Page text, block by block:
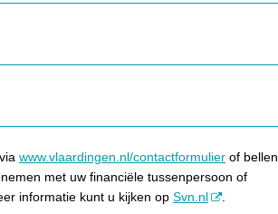
www.vlaardingen.nl/contactformulier of bellen
met uw financiële tussenpersoon of
informatie kunt u kijken op Svn.nl